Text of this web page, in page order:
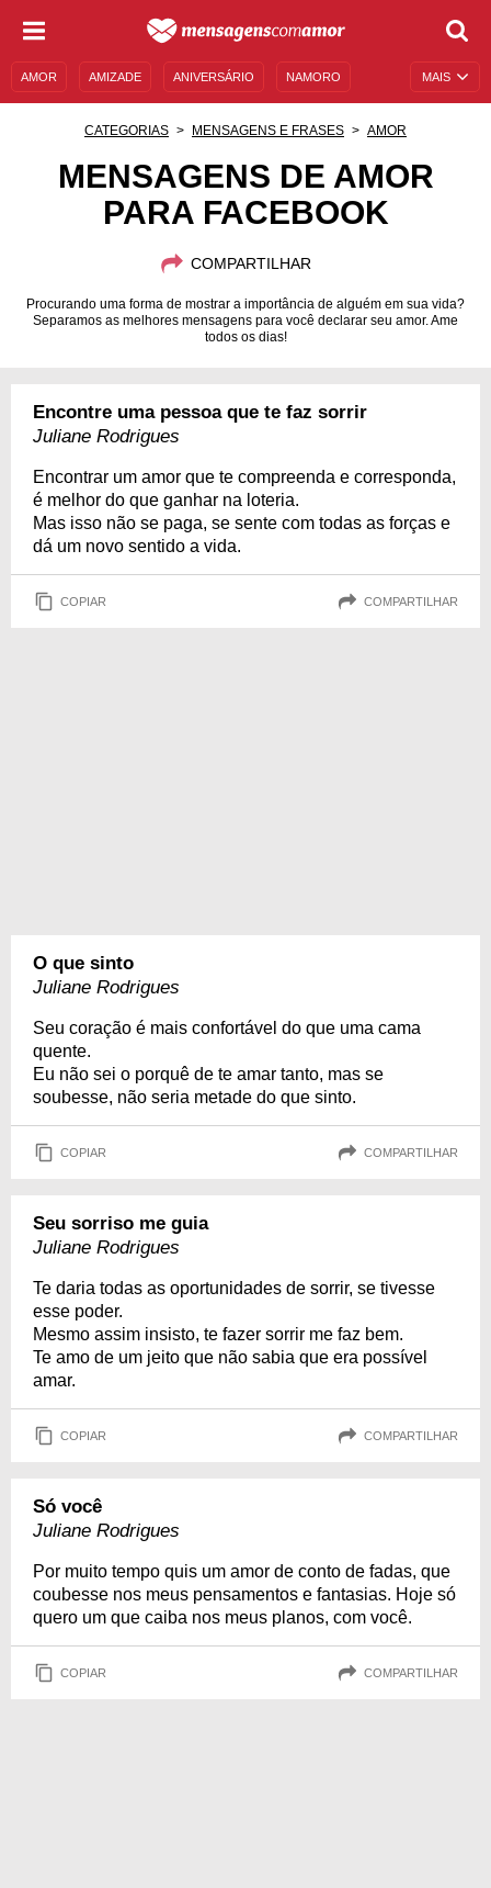
MAIS
AMOR AMIZADE ANIVERSÁRIO NAMORO
MENSAGENS E FRASES MENSAGENS DE ANIVERSÁRIO
CATEGORIAS MENSAGENS E FRASES AMOR
MENSAGENS DE AMOR
PARA FACEBOOK
COMPARTILHAR
Procurando uma forma de mostrar a importância de alguém em sua vida?
Separamos as melhores mensagens para você declarar seu amor. Ame
todos os dias!
Encontre uma pessoa que te faz sorrir
Juliane Rodrigues
Encontrar um amor que te compreenda e corresponda,
é melhor do que ganhar na loteria.
Mas isso não se paga, se sente com todas as forças e
dá um novo sentido a vida.
COPIAR COMPARTILHAR
O que sinto
Juliane Rodrigues
Seu coração é mais confortável do que uma cama
quente.
Eu não sei o porquê de te amar tanto, mas se
soubesse, não seria metade do que sinto.
COPIAR COMPARTILHAR
Seu sorriso me guia
Juliane Rodrigues
Te daria todas as oportunidades de sorrir, se tivesse
esse poder.
Mesmo assim insisto, te fazer sorrir me faz bem.
Te amo de um jeito que não sabia que era possível
amar.
COPIAR COMPARTILHAR
Só você
Juliane Rodrigues
Por muito tempo quis um amor de conto de fadas, que
coubesse nos meus pensamentos e fantasias. Hoje só
quero um que caiba nos meus planos, com você.
COPIAR COMPARTILHAR